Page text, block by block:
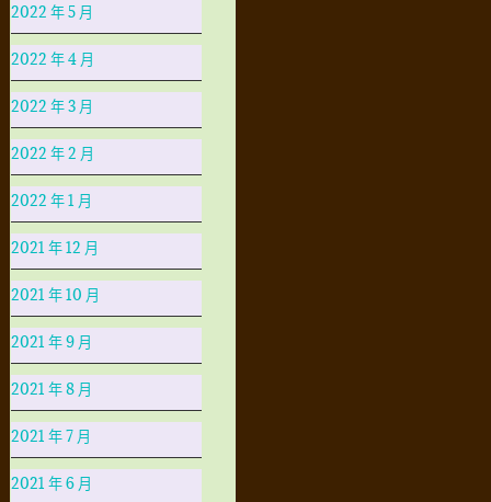
2022 年 5 月
2022 年 4 月
2022 年 3 月
2022 年 2 月
2022 年 1 月
2021 年 12 月
2021 年 10 月
2021 年 9 月
2021 年 8 月
2021 年 7 月
2021 年 6 月